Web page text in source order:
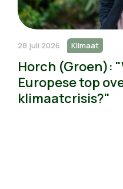
28 juli 2026 Klimaat
Horch (Groen):
Europese top
klimaatcrisis?"